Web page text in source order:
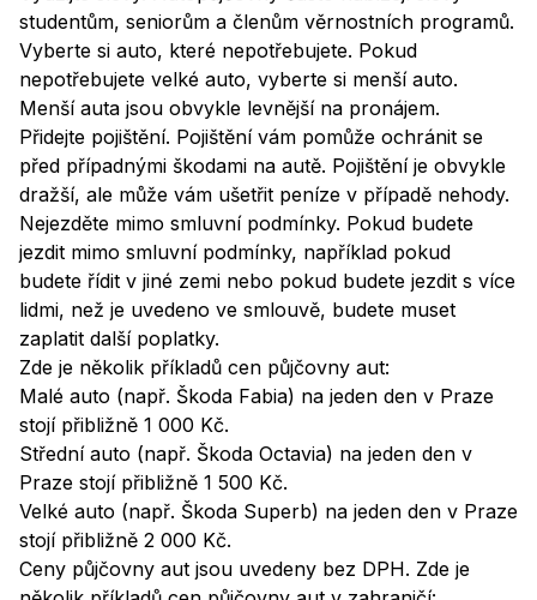
studentům, seniorům a členům věrnostních programů.
Vyberte si auto, které nepotřebujete. Pokud
nepotřebujete velké auto, vyberte si menší auto.
Menší auta jsou obvykle levnější na pronájem.
Přidejte pojištění. Pojištění vám pomůže ochránit se
před případnými škodami na autě. Pojištění je obvykle
dražší, ale může vám ušetřit peníze v případě nehody.
Nejezděte mimo smluvní podmínky. Pokud budete
jezdit mimo smluvní podmínky, například pokud
budete řídit v jiné zemi nebo pokud budete jezdit s více
lidmi, než je uvedeno ve smlouvě, budete muset
zaplatit další poplatky.
Zde je několik příkladů cen půjčovny aut:
Malé auto (např. Škoda Fabia) na jeden den v Praze
stojí přibližně 1 000 Kč.
Střední auto (např. Škoda Octavia) na jeden den v
Praze stojí přibližně 1 500 Kč.
Velké auto (např. Škoda Superb) na jeden den v Praze
stojí přibližně 2 000 Kč.
Ceny půjčovny aut jsou uvedeny bez DPH. Zde je